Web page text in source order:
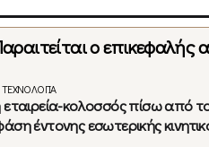
ο
ΤΕΧΝΟΛΟΓΊΑ
κολοσσός πίσω από
έντονης εσωτερικής